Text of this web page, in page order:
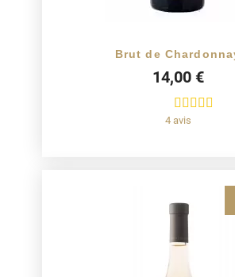
Brut de
14,00 €
4 avis